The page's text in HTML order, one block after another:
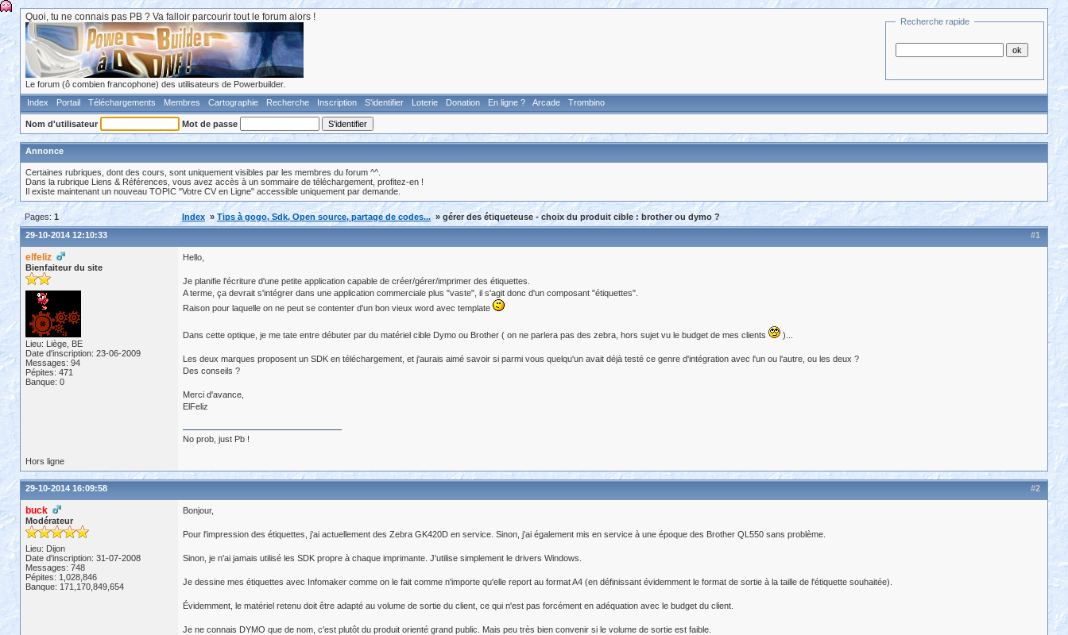
Quoi, tu ne connais pas PB ? Va falloir parcourir tout le forum alors !
Le forum (ô combien francophone) des utilisateurs de Powerbuilder.
Recherche rapide
Index Portail Téléchargements Membres Cartographie Recherche Inscription S'identifier Loterie Donation En ligne ? Arcade Trombino
Nom d'utilisateur Mot de passe
Annonce
Certaines rubriques, dont des cours, sont uniquement visibles par les membres du forum ^^.
Dans la rubrique Liens & Références, vous avez accès à un sommaire de téléchargement, profitez-en !
Il existe maintenant un nouveau TOPIC "Votre CV en Ligne" accessible uniquement par demande.
Pages: 1 Index » Tips à gogo, Sdk, Open source, partage de codes... » gérer des étiqueteuse - choix du produit cible : brother ou dymo ?
#1
29-10-2014 12:10:33
elfeliz
Bienfaiteur du site
Lieu: Liège, BE
Date d'inscription: 23-06-2009
Messages: 94
Pépites: 471
Banque: 0
Hello,
Je planifie l'écriture d'une petite application capable de créer/gérer/imprimer des étiquettes.
A terme, ça devrait s'intégrer dans une application commerciale plus "vaste", il s'agit donc d'un composant "étiquettes".
Raison pour laquelle on ne peut se contenter d'un bon vieux word avec template
Dans cette optique, je me tate entre débuter par du matériel cible Dymo ou Brother ( on ne parlera pas des zebra, hors sujet vu le budget de mes clients )...
Les deux marques proposent un SDK en téléchargement, et j'aurais aimé savoir si parmi vous quelqu'un avait déjà testé ce genre d'intégration avec l'un ou l'autre, ou les deux ?
Des conseils ?
Merci d'avance,
ElFeliz
No prob, just Pb !
Hors ligne
#2
29-10-2014 16:09:58
buck
Modérateur
Lieu: Dijon
Date d'inscription: 31-07-2008
Messages: 748
Pépites: 1,028,846
Banque: 171,170,849,654
Bonjour,
Pour l'impression des étiquettes, j'ai actuellement des Zebra GK420D en service. Sinon, j'ai également mis en service à une époque des Brother QL550 sans problème.
Sinon, je n'ai jamais utilisé les SDK propre à chaque imprimante. J'utilise simplement le drivers Windows.
Je dessine mes étiquettes avec Infomaker comme on le fait comme n'importe qu'elle report au format A4 (en définissant évidemment le format de sortie à la taille de l'étiquette souhaitée).
Évidemment, le matériel retenu doit être adapté au volume de sortie du client, ce qui n'est pas forcément en adéquation avec le budget du client.
Je ne connais DYMO que de nom, c'est plutôt du produit orienté grand public. Mais peu très bien convenir si le volume de sortie est faible.